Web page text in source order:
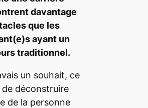
davantage
que les
ayant un
traditionnel.
un souhait, ce
de déconstruire
de la personne